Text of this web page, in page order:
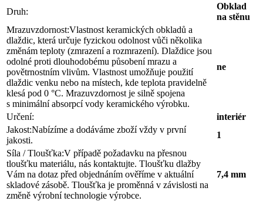
Druh:
Obklad
na stěnu
Mrazuvzdornost:Vlastnost keramických obkladů a
dlaždic, která určuje fyzickou odolnost vůči několika
změnám teploty (zmrazení a rozmrazení). Dlaždice jsou
odolné proti dlouhodobému působení mrazu a
povětrnostním vlivům. Vlastnost umožňuje použití
dlaždic venku nebo na místech, kde teplota pravidelně
klesá pod 0 °C. Mrazuvzdornost je silně spojena
s minimální absorpcí vody keramického výrobku.
ne
Určení:
interiér
Jakost:Nabízíme a dodáváme zboží vždy v první
jakosti.
1
Síla / Tloušťka:V případě požadavku na přesnou
tloušťku materiálu, nás kontaktujte. Tloušťku dlažby
Vám na dotaz před objednáním ověříme v aktuální
skladové zásobě. Tloušťka je proměnná v závislosti na
změně výrobní technologie výrobce.
7,4 mm